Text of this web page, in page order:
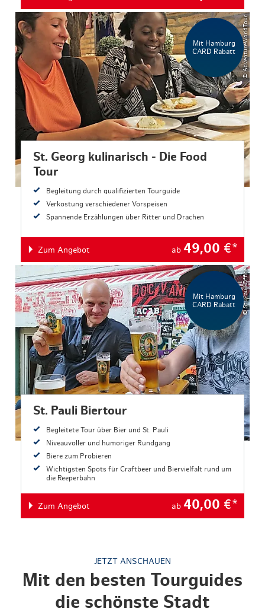
Mit Hamburg
CARD Rabatt
© AdventureWorldTour
St. Georg kulinarisch - Die Food
Tour
Begleitung durch qualifizierten Tourguide
Verkostung verschiedener Vorspeisen
Spannende Erzählungen über Ritter und Drachen
Zum Angebot ab 49,00 €*
Mit Hamburg
CARD Rabatt
© St. Pauli Office
St. Pauli Biertour
Begleitete Tour über Bier und St. Pauli
Niveauvoller und humoriger Rundgang
Biere zum Probieren
Wichtigsten Spots für Craftbeer und Biervielfalt rund um
die Reeperbahn
Zum Angebot ab 40,00 €*
JETZT ANSCHAUEN
Mit den besten Tourguides
die schönste Stadt